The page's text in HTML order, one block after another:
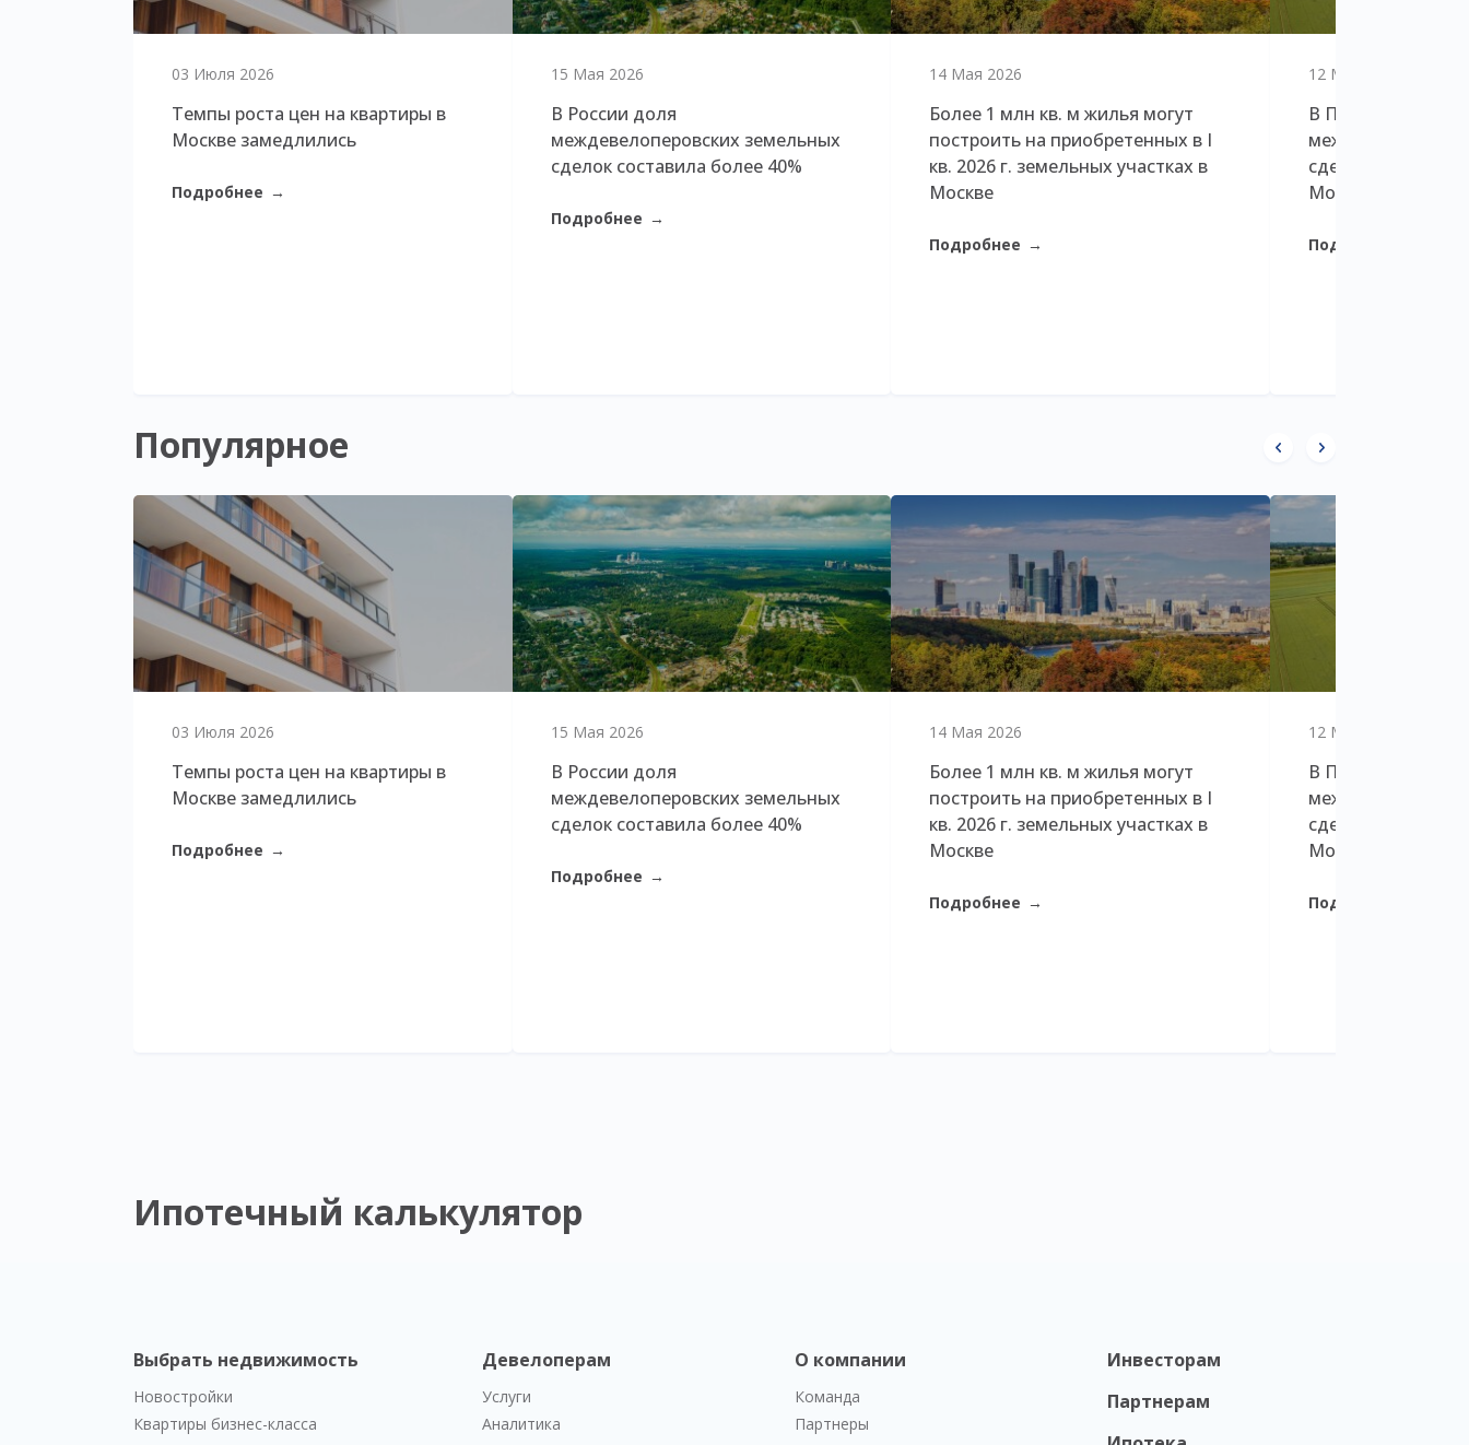
03 Июля 2026
Темпы роста цен на квартиры в
Москве замедлились
Подробнее →
15 Мая 2026
В России доля
междевелоперовских земельных
сделок составила более 40%
Подробнее →
14 Мая 2026
Более 1 млн кв. м жилья могут
построить на приобретенных в I
кв. 2026 г. земельных участках в
Москве
Подробнее →
12 Мая 2026
В Петербурге
сделок в три
Москве
Подробнее
Популярное
03 Июля 2026
Темпы роста цен на квартиры в
Москве замедлились
Подробнее →
15 Мая 2026
В России доля
междевелоперовских земельных
сделок составила более 40%
Подробнее →
14 Мая 2026
Более 1 млн кв. м жилья могут
построить на приобретенных в I
кв. 2026 г. земельных участках в
Москве
Подробнее →
12 Мая 2026
В Петербурге
сделок в три
Москве
Подробнее
Ипотечный калькулятор
Выбрать недвижимость
Новостройки
Квартиры бизнес-класса
Девелоперам
Услуги
Аналитика
О компании
Команда
Партнеры
Инвесторам
Партнерам